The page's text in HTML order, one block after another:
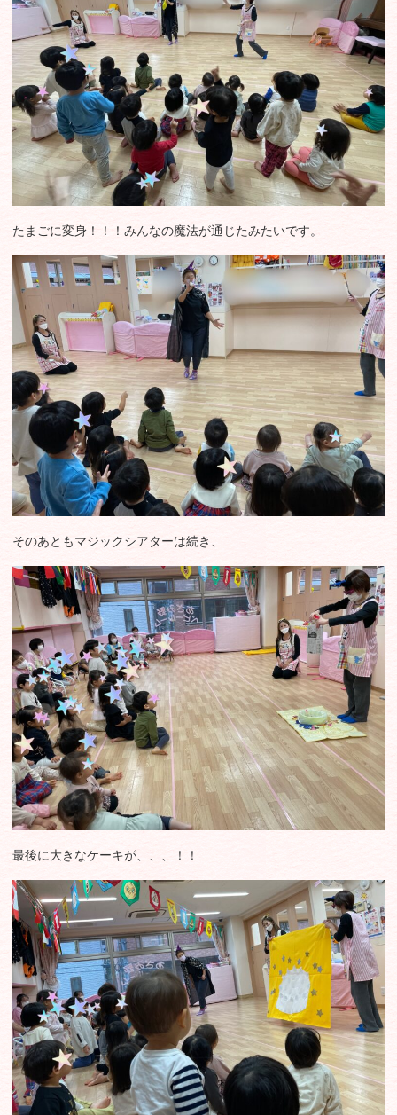
たまごに変身！！！みんなの魔法が通じたみたいです。
そのあともマジックシアターは続き、
最後に大きなケーキが、、、！！